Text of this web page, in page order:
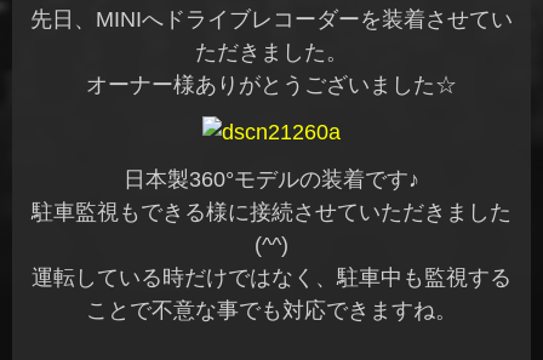
先日、MINIへドライブレコーダーを装着させてい
ただきました。
オーナー様ありがとうございました☆
日本製360°モデルの装着です♪
駐車監視もできる様に接続させていただきました
(^^)
運転している時だけではなく、駐車中も監視する
ことで不意な事でも対応できますね。